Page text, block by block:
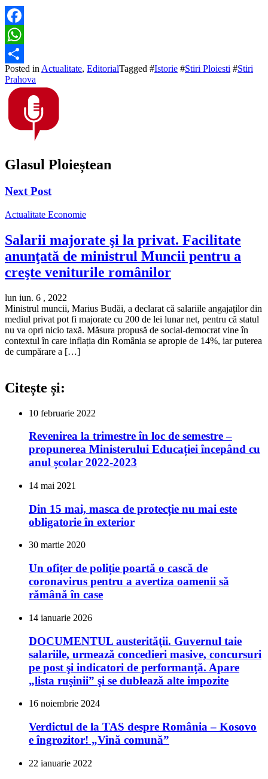
Facebook
WhatsApp
Partajează
Posted in Actualitate, EditorialTagged #Istorie #Stiri Ploiesti #Stiri
Prahova
Glasul Ploieștean
Next Post
Actualitate Economie
Salarii majorate şi la privat. Facilitate
anunţată de ministrul Muncii pentru a
creşte veniturile românilor
lun iun. 6 , 2022
Ministrul muncii, Marius Budăi, a declarat că salariile angajaților din
mediul privat pot fi majorate cu 200 de lei lunar net, pentru că statul
nu va opri nicio taxă. Măsura propusă de social-democrat vine în
contextul în care inflația din România se apropie de 14%, iar puterea
de cumpărare a […]
Citește și:
10 februarie 2022
Revenirea la trimestre în loc de semestre –
propunerea Ministerului Educației începând cu
anul școlar 2022-2023
14 mai 2021
Din 15 mai, masca de protecție nu mai este
obligatorie în exterior
30 martie 2020
Un ofițer de poliție poartă o cască de
coronavirus pentru a avertiza oamenii să
rămână în case
14 ianuarie 2026
DOCUMENTUL austerităţii. Guvernul taie
salariile, urmează concedieri masive, concursuri
pe post şi indicatori de performanţă. Apare
„lista ruşinii” şi se dublează alte impozite
16 noiembrie 2024
Verdictul de la TAS despre România – Kosovo
e îngrozitor! „Vină comună”
22 ianuarie 2022